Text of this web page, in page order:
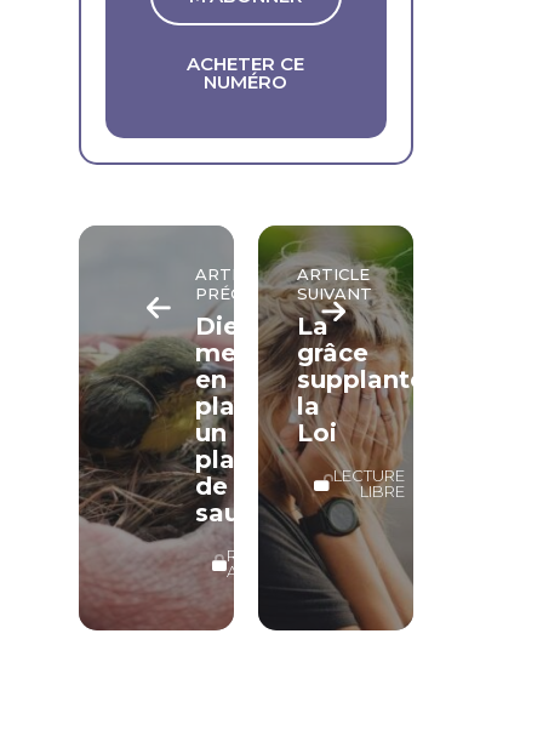
ACHETER CE
NUMÉRO
ARTICLE
PRÉCÉDENT
Dieu
met
en
place
un
plan
de
sauvetage
RÉSERVÉ
ABONNÉS
ARTICLE
SUIVANT
La
grâce
supplante
la
Loi
LECTURE
LIBRE